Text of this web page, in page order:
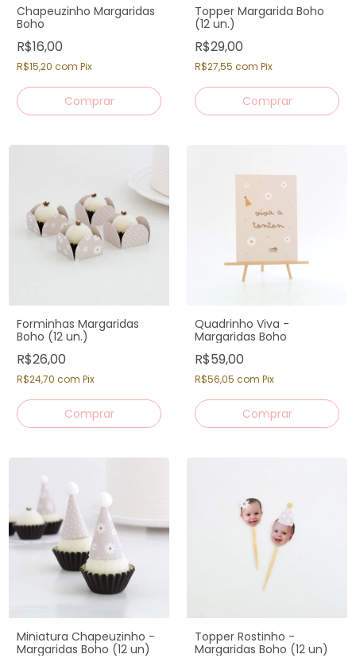
Chapeuzinho Margaridas
Boho
R$16,00
R$15,20 com Pix
Topper Margarida Boho
(12 un.)
R$29,00
R$27,55 com Pix
Forminhas Margaridas
Boho (12 un.)
R$26,00
R$24,70 com Pix
Quadrinho Viva -
Margaridas Boho
R$59,00
R$56,05 com Pix
Miniatura Chapeuzinho -
Margaridas Boho (12 un)
Topper Rostinho -
Margaridas Boho (12 un)